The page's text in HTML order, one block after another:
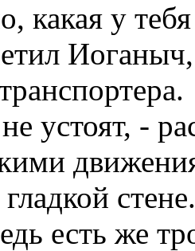
какая у
устоят, -
есть же